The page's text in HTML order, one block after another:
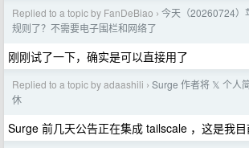
Replied to a topic by FanDeBiao › 今天（20260724）
规则了？不需要电子围栏和网络了
刚刚试了一下，确实是可以直接用了
Replied to a topic by adaashili › Surge 作者将 𝕏 个人
休
Surge 前几天公告正在集成 tailscale ，这是我目